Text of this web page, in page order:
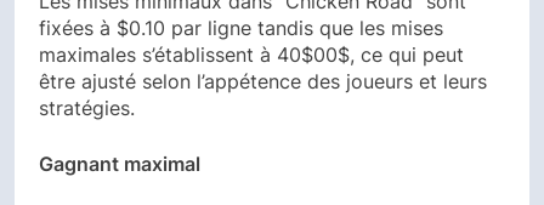
fixées à $0.10 par ligne tandis que les mises
maximales s’établissent à 40$00$, ce qui peut
être ajusté selon l’appétence des joueurs et leurs
stratégies.
Gagnant maximal